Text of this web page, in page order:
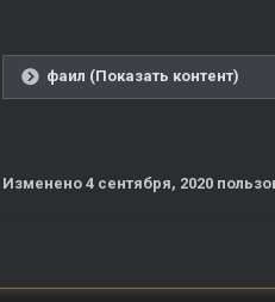
фаил (Показать контент)
Изменено 4 сентября, 2020